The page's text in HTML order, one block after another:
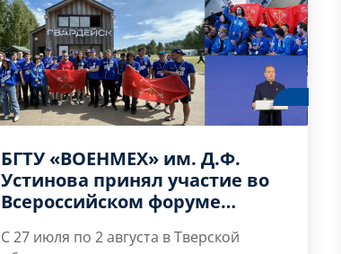
БГТУ «ВОЕНМЕХ» им. Д.Ф.
Устинова принял участие во
Всероссийском форуме
С 27 июля по 2 августа в Тверской